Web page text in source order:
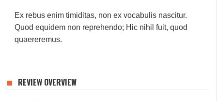
Ex rebus enim timiditas, non ex vocabulis nascitur.
Quod equidem non reprehendo; Hic nihil fuit, quod
quaereremus.
REVIEW OVERVIEW